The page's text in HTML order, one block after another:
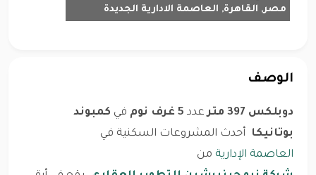
مصر, القاهرة, العاصمة الادارية الجديدة
الوصف
دوبلكس 397 متر عدد 5 غرف نوم في كمبوند
بوتانيكا
أحدث المشروعات السكنية في
العاصمة الإدارية من